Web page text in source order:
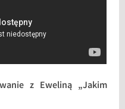
z Eweliną „Jakim